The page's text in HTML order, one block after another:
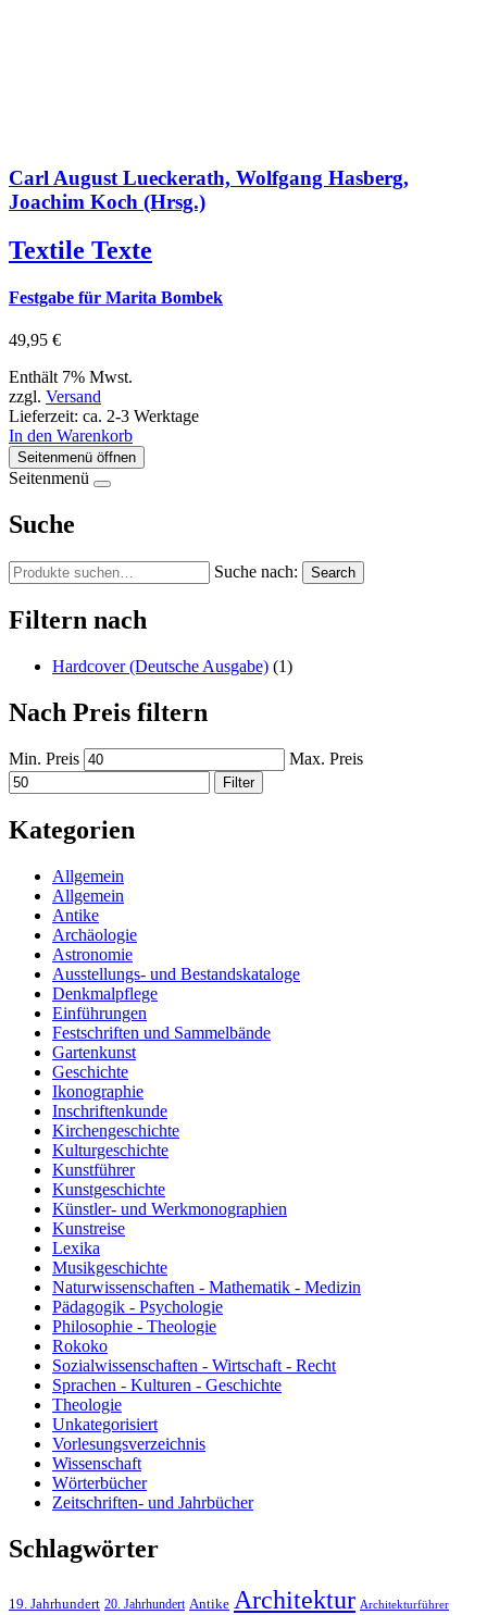
Carl August Lueckerath, Wolfgang Hasberg,
Joachim Koch (Hrsg.)
Textile Texte
Festgabe für Marita Bombek
49,95 €
Enthält 7% Mwst.
zzgl. Versand
Lieferzeit: ca. 2-3 Werktage
In den Warenkorb
Seitenmenü öffnen
Seitenmenü
Suche
Suche nach: Search
Filtern nach
Hardcover (Deutsche Ausgabe) (1)
Nach Preis filtern
Min. Preis Max. Preis
Filter
Kategorien
Allgemein
Allgemein
Antike
Archäologie
Astronomie
Ausstellungs- und Bestandskataloge
Denkmalpflege
Einführungen
Festschriften und Sammelbände
Gartenkunst
Geschichte
Ikonographie
Inschriftenkunde
Kirchengeschichte
Kulturgeschichte
Kunstführer
Kunstgeschichte
Künstler- und Werkmonographien
Kunstreise
Lexika
Musikgeschichte
Naturwissenschaften - Mathematik - Medizin
Pädagogik - Psychologie
Philosophie - Theologie
Rokoko
Sozialwissenschaften - Wirtschaft - Recht
Sprachen - Kulturen - Geschichte
Theologie
Unkategorisiert
Vorlesungsverzeichnis
Wissenschaft
Wörterbücher
Zeitschriften- und Jahrbücher
Schlagwörter
19. Jahrhundert 20. Jahrhundert Antike Architektur Architekturführer